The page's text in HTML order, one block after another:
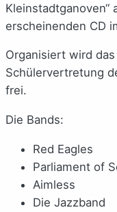
Kleinstadtganoven“
erscheinenden CD
Organisiert wird
Schülervertretung
frei.
Die Bands:
Red Eagles
Parliament of
Aimless
Die Jazzband